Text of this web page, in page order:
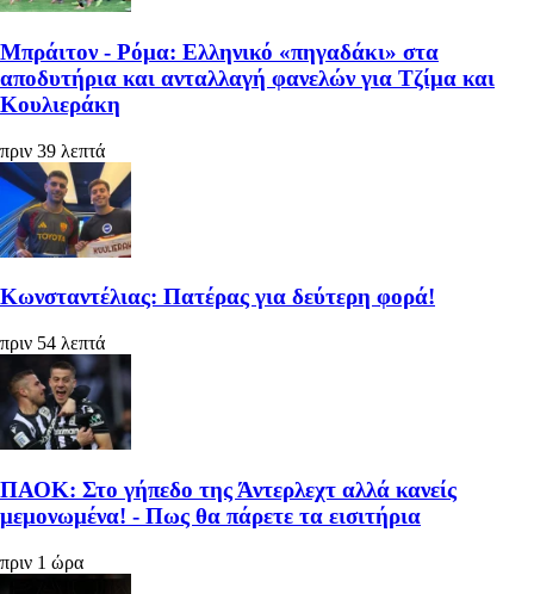
Μπράιτον - Ρόμα: Ελληνικό «πηγαδάκι» στα
αποδυτήρια και ανταλλαγή φανελών για Τζίμα και
Κουλιεράκη
πριν 39 λεπτά
Κωνσταντέλιας: Πατέρας για δεύτερη φορά!
πριν 54 λεπτά
ΠΑΟΚ: Στο γήπεδο της Άντερλεχτ αλλά κανείς
μεμονωμένα! - Πως θα πάρετε τα εισιτήρια
πριν 1 ώρα